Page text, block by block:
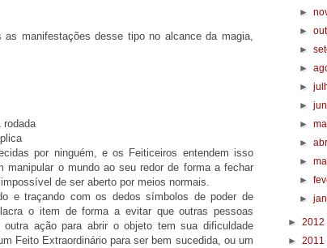
manifestações desse tipo no alcance da magia,
rodada
por ninguém, e os Feiticeiros entendem isso
manipular o mundo ao seu redor de forma a fechar
de ser aberto por meios normais.
e traçando com os dedos símbolos de poder de
o item de forma a evitar que outras pessoas
ação para abrir o objeto tem sua dificuldade
Feito Extraordinário para ser bem sucedida, ou um
►
►
►
►
►
►
►
►
►
►
►
► 2012
► 2011